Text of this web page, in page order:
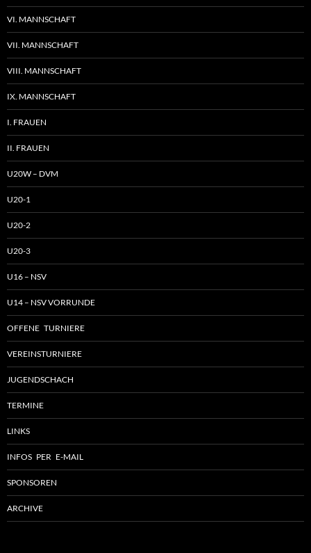
VI. MANNSCHAFT
VII. MANNSCHAFT
VIII. MANNSCHAFT
IX. MANNSCHAFT
I. FRAUEN
II. FRAUEN
U20W – DVM
U20-1
U20-2
U20-3
U16 – NSV
U14 – NSV VORRUNDE
OFFENE TURNIERE
VEREINSTURNIERE
JUGENDSCHACH
TERMINE
LINKS
INFOS PER E-MAIL
SPONSOREN
ARCHIVE